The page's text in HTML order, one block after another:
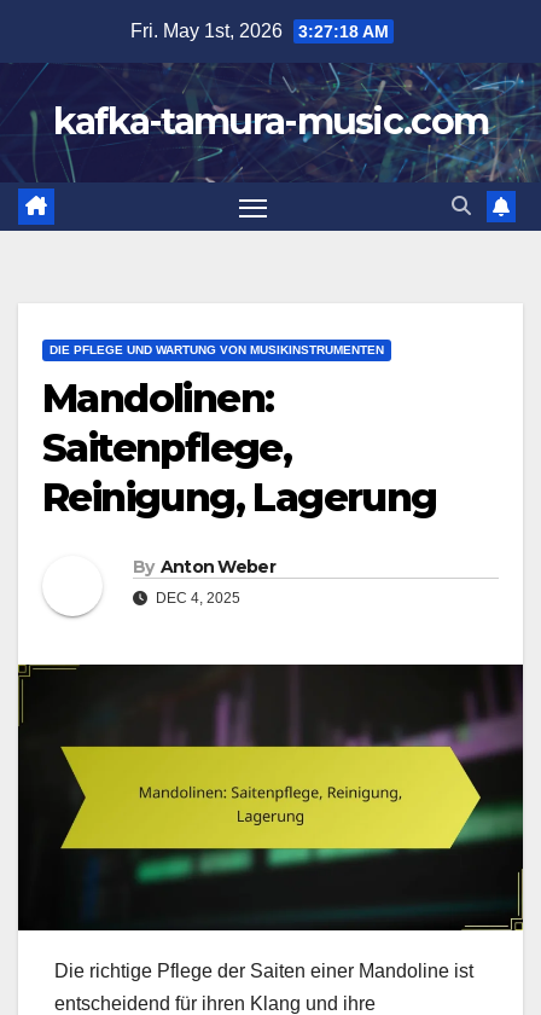
content
Fri. May 1st, 2026 3:27:20 AM
kafka-tamura-music.com
DIE PFLEGE UND WARTUNG VON MUSIKINSTRUMENTEN
Mandolinen:
Saitenpflege,
Reinigung, Lagerung
By Anton Weber
DEC 4, 2025
Die richtige Pflege der Saiten einer Mandoline ist
entscheidend für ihren Klang und ihre